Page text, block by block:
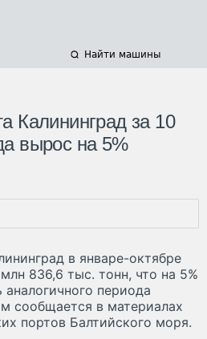
Найти машины
Калининград за 10
вырос на 5%
в январе-октябре
836,6 тыс. тонн, что на 5%
периода
сообщается в материалах
портов Балтийского моря.